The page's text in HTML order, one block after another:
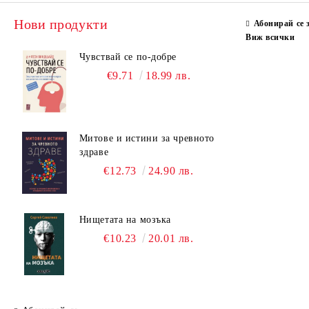
Нови продукти
Чувствай се по-добре
€9.71 18.99 лв.
Митове и истини за чревното
здраве
€12.73 24.90 лв.
Нищетата на мозъка
€10.23 20.01 лв.
Абонирай се
Виж всички